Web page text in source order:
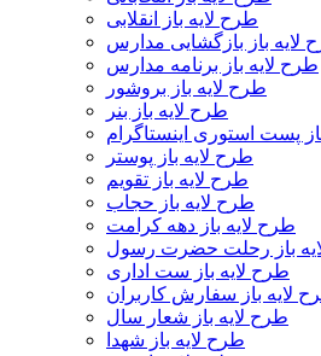
طرح لایه باز انقلابی
لایه باز بازگشایی مدارس
طرح لایه باز برنامه مدارس
طرح لایه باز بروشور
طرح لایه باز بنر
پست استوری اینستاگرام
طرح لایه باز پوستر
طرح لایه باز تقویم
طرح لایه باز حجاب
طرح لایه باز دهه کرامت
باز رحلت حضرت رسول
طرح لایه باز ست اداری
لایه باز سفارش کاربران
طرح لایه باز شعار سال
طرح لایه باز شهدا